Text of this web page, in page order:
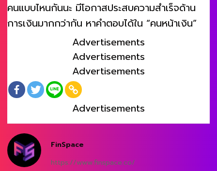
คนแบบไหนกันนะ มีโอกาสประสบความสำเร็จด้าน
การเงินมากกว่ากัน หาคำตอบได้ใน “คนหน้าเงิน”
Advertisements
Advertisements
Advertisements
Advertisements
FinSpace
https://www.finspace.co/